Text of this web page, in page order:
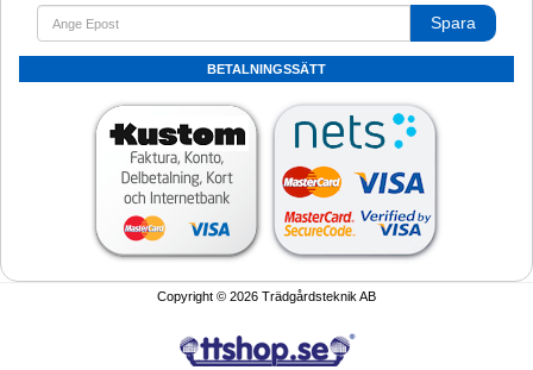
Spara
BETALNINGSSÄTT
Copyright © 2026 Trädgårdsteknik AB